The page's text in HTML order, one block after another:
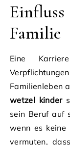
Familie
Eine
Familienleben
wetzel kinder
sein Beruf auf
wenn es keine
vermuten,